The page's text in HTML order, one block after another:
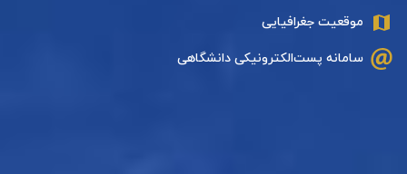
موقعیت جغرافیایی
سامانه پست‌الکترونیکی دانشگاهی